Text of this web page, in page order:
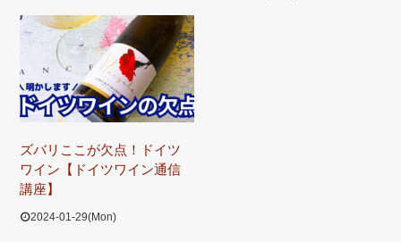
ズバリここが欠点！ドイツ
ワイン【ドイツワイン通信
講座】
2024-01-29(Mon)